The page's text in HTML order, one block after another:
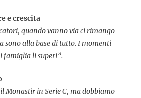
e crescita
quando vanno via ci rimango
sono alla base di tutto. I momenti
famiglia li superi”.
Monastir in Serie C, ma dobbiamo